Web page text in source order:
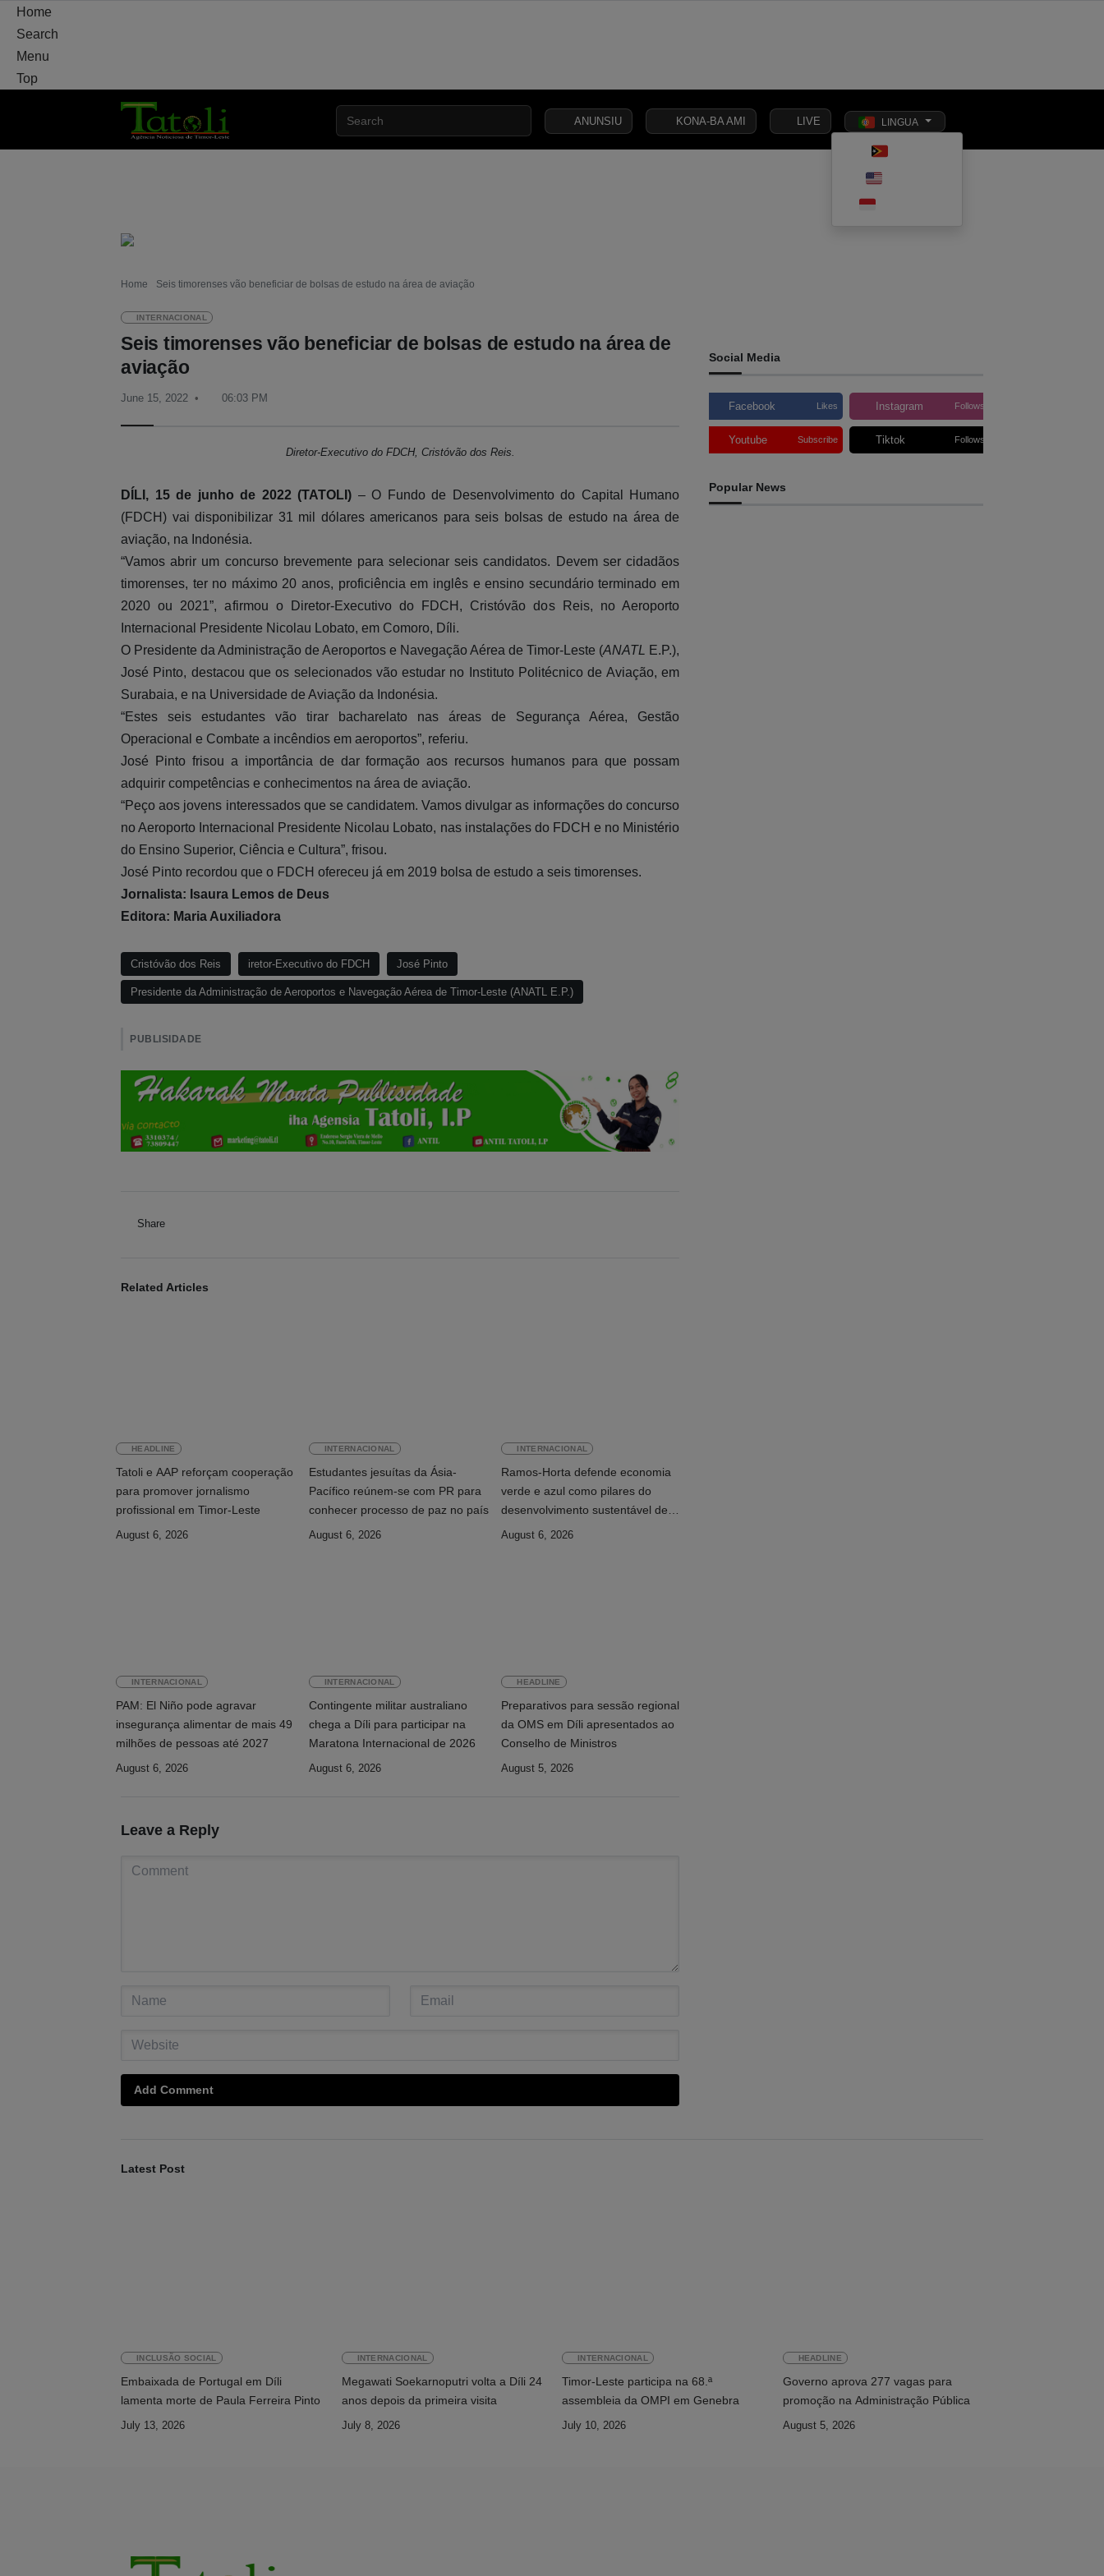
Home
Search
Menu
Top
ANUNSIU KONA-BA AMI LIVE LINGUA
ENGLISH
INTERNACIONAL
Home Seis timorenses vão beneficiar de bolsas de estudo na área de aviação
INTERNACIONAL
Seis timorenses vão beneficiar de bolsas de estudo na área de
aviação
June 15, 2022 06:03 PM
Diretor-Executivo do FDCH, Cristóvão dos Reis.
DÍLI, 15 de junho de 2022 (TATOLI) – O Fundo de Desenvolvimento do Capital Humano
(FDCH) vai disponibilizar 31 mil dólares americanos para seis bolsas de estudo na área de
aviação, na Indonésia.
“Vamos abrir um concurso brevemente para selecionar seis candidatos. Devem ser cidadãos
timorenses, ter no máximo 20 anos, proficiência em inglês e ensino secundário terminado em
2020 ou 2021”, afirmou o Diretor-Executivo do FDCH, Cristóvão dos Reis, no Aeroporto
Internacional Presidente Nicolau Lobato, em Comoro, Díli.
O Presidente da Administração de Aeroportos e Navegação Aérea de Timor-Leste (ANATL E.P.),
José Pinto, destacou que os selecionados vão estudar no Instituto Politécnico de Aviação, em
Surabaia, e na Universidade de Aviação da Indonésia.
“Estes seis estudantes vão tirar bacharelato nas áreas de Segurança Aérea, Gestão
Operacional e Combate a incêndios em aeroportos”, referiu.
José Pinto frisou a importância de dar formação aos recursos humanos para que possam
adquirir competências e conhecimentos na área de aviação.
“Peço aos jovens interessados que se candidatem. Vamos divulgar as informações do concurso
no Aeroporto Internacional Presidente Nicolau Lobato, nas instalações do FDCH e no Ministério
do Ensino Superior, Ciência e Cultura”, frisou.
José Pinto recordou que o FDCH ofereceu já em 2019 bolsa de estudo a seis timorenses.
Jornalista: Isaura Lemos de Deus
Editora: Maria Auxiliadora
Cristóvão dos Reis iretor-Executivo do FDCH José Pinto
Presidente da Administração de Aeroportos e Navegação Aérea de Timor-Leste (ANATL E.P.)
PUBLISIDADE
Share
Related Articles
HEADLINE
Tatoli e AAP reforçam cooperação
para promover jornalismo
profissional em Timor-Leste
August 6, 2026
INTERNACIONAL
Estudantes jesuítas da Ásia-
Pacífico reúnem-se com PR para
conhecer processo de paz no país
August 6, 2026
INTERNACIONAL
Ramos-Horta defende economia
verde e azul como pilares do
desenvolvimento sustentável de
Timor-Leste
August 6, 2026
INTERNACIONAL
PAM: El Niño pode agravar
insegurança alimentar de mais 49
milhões de pessoas até 2027
August 6, 2026
INTERNACIONAL
Contingente militar australiano
chega a Díli para participar na
Maratona Internacional de 2026
August 6, 2026
HEADLINE
Preparativos para sessão regional
da OMS em Díli apresentados ao
Conselho de Ministros
August 5, 2026
Leave a Reply
Add Comment
Social Media
Facebook Likes Instagram Follows
Youtube Subscribe Tiktok Follows
Popular News
Latest Post
INCLUSÃO SOCIAL
Embaixada de Portugal em Díli
lamenta morte de Paula Ferreira Pinto
July 13, 2026
INTERNACIONAL
Megawati Soekarnoputri volta a Díli 24
anos depois da primeira visita
July 8, 2026
INTERNACIONAL
Timor-Leste participa na 68.ª
assembleia da OMPI em Genebra
July 10, 2026
HEADLINE
Governo aprova 277 vagas para
promoção na Administração Pública
August 5, 2026